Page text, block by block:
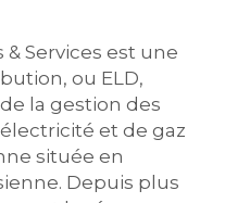
& Services est une
ou ELD,
la gestion des
et de gaz
située en
Depuis plus